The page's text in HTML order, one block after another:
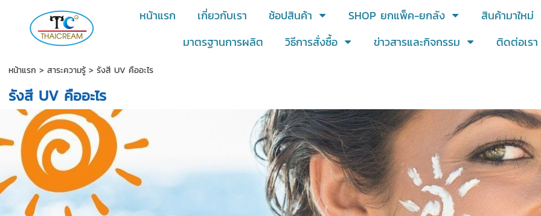
หน้าแรก เกี่ยวกับเรา ช้อปสินค้า SHOP ยกแพ็ค-ยกลัง สินค้ามาใหม่
มาตรฐานการผลิต
วิธีการสั่งซื้อ ข่าวสารและกิจกรรม ติดต่อเรา
หน้าแรก > สาระความรู้> รังสี UV คืออะไร
รังสี UV คืออะไร